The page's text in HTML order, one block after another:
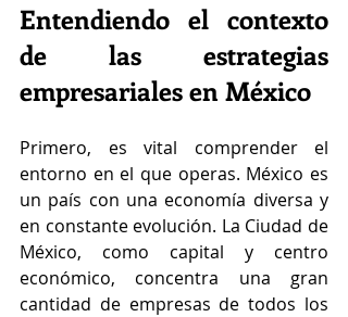
Entendiendo el contexto
de las estrategias
empresariales en México
Primero, es vital comprender el
entorno en el que operas. México es
un país con una economía diversa y
en constante evolución. La Ciudad de
México, como capital y centro
económico, concentra una gran
cantidad de empresas de todos los